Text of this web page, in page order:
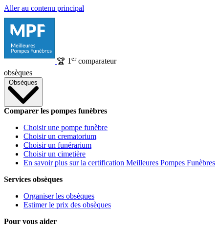
Aller au contenu principal
🏆 1 ercomparateur
obsèques
Obsèques
Comparer les pompes funèbres
Choisir une pompe funèbre
Choisir un crematorium
Choisir un funérarium
Choisir un cimetière
En savoir plus sur la certification Meilleures Pompes Funèbres
Services obsèques
Organiser les obsèques
Estimer le prix des obsèques
Pour vous aider